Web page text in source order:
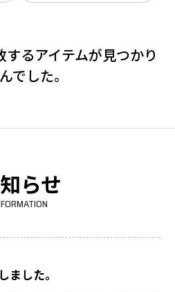
るアイテムが見つかり
でした。
らせ
ました。